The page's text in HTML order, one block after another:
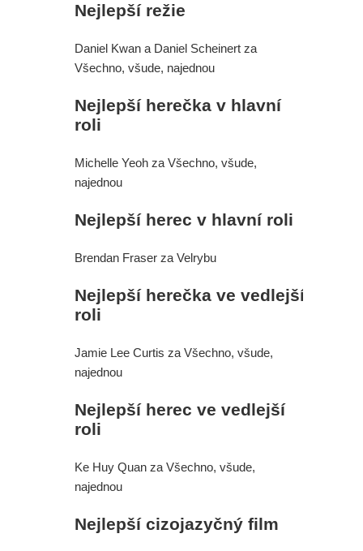
Paní Klausová řádí v traileru na
Šílenou noc 2. A upoutávka na
Daredevil: Znovuzrození - Skvělá
Režisér Spider-Mana odmítl dohled
na Avengers. A opravdu se na place
Jackie Chan?
Dvě ochutnávka z DC série
vystřižené scéně ze Spider-Man:
Nejlepší režie
Daniel Kwan a Daniel Scheinert za
Všechno, všude, najednou
Nejlepší herečka v hlavní
roli
Michelle Yeoh za Všechno, všude,
najednou
Nejlepší herec v hlavní roli
Brendan Fraser za Velrybu
Nejlepší herečka ve vedlejší
roli
Jamie Lee Curtis za Všechno, všude,
najednou
Nejlepší herec ve vedlejší
roli
Ke Huy Quan za Všechno, všude,
najednou
Nejlepší cizojazyčný film